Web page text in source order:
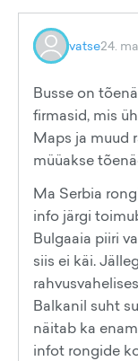
vatse24.
Busse on
firmasid, mis
Maps ja muud
müüakse
Ma Serbia
info järgi
Bulgaaia piiri
siis ei käi.
Balkanil suht
näitab ka
infot rongide